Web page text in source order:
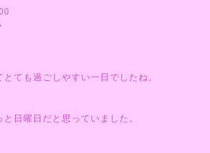
ても過ごしやすい一日でしたね。
日曜日だと思っていました。